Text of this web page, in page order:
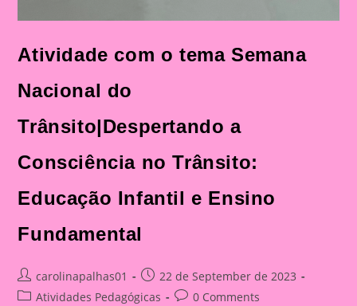
Atividade com o tema Semana
Nacional do
Trânsito|Despertando a
Consciência no Trânsito:
Educação Infantil e Ensino
Fundamental
Post
author:
carolinapalhas01
Post
published:
22 de September de 2023
PostAtividades Pedagógicas
Post0 Comments